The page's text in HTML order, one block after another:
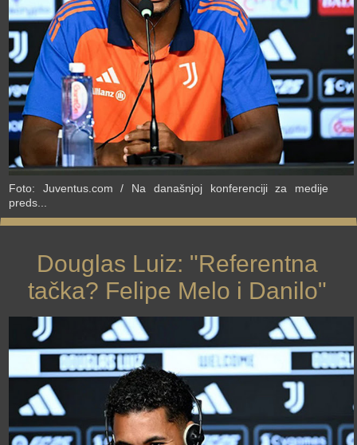
Foto: Juventus.com / Na današnjoj konferenciji za medije
preds...
Douglas Luiz: "Referentna
tačka? Felipe Melo i Danilo"